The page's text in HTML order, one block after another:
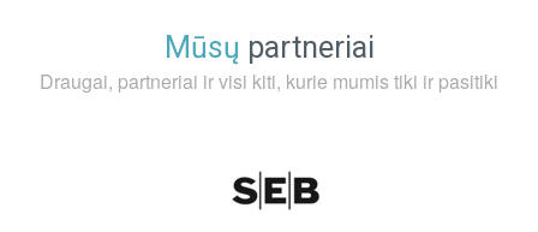
Mūsų partneriai
Draugai, partneriai ir visi kiti, kurie mumis tiki ir pasitiki